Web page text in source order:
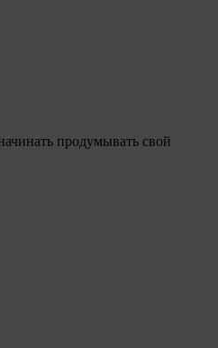
продумывать свой